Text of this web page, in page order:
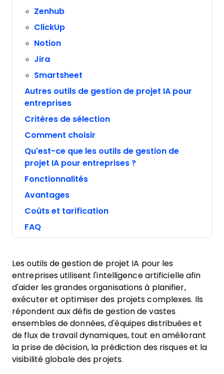
Zenhub
ClickUp
Notion
Jira
Smartsheet
Autres outils de gestion de projet IA pour
entreprises
Critères de sélection
Comment choisir
Qu'est-ce que les outils de gestion de
projet IA pour entreprises ?
Fonctionnalités
Avantages
Coûts et tarification
FAQ
Les outils de gestion de projet IA pour les
entreprises utilisent l'intelligence artificielle afin
d'aider les grandes organisations à planifier,
exécuter et optimiser des projets complexes. Ils
répondent aux défis de gestion de vastes
ensembles de données, d'équipes distribuées et
de flux de travail dynamiques, tout en améliorant
la prise de décision, la prédiction des risques et la
visibilité globale des projets.